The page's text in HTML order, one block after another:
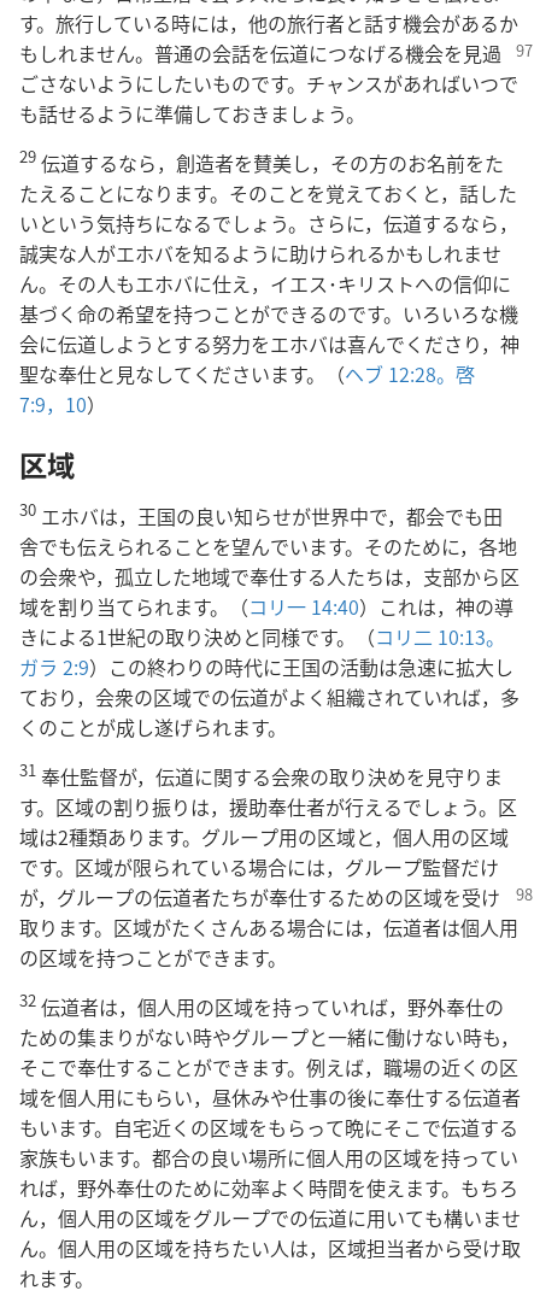
す。旅行している時には，他の旅行者と話す機会があるか
もしれません。普通の会話を伝道につなげる機会を見過
ごさないようにしたいものです。チャンスがあればいつで
も話せるように準備しておきましょう。
29 伝道するなら，創造者を賛美し，その方のお名前をた
たえることになります。そのことを覚えておくと，話した
いという気持ちになるでしょう。さらに，伝道するなら，
誠実な人がエホバを知るように助けられるかもしれませ
ん。その人もエホバに仕え，イエス･キリストへの信仰に
基づく命の希望を持つことができるのです。いろいろな機
会に伝道しようとする努力をエホバは喜んでくださり，神
聖な奉仕と見なしてくださいます。（ヘブ 12:28。 啓
7:9，10）
区域
30 エホバは，王国の良い知らせが世界中で，都会でも田
舎でも伝えられることを望んでいます。そのために，各地
の会衆や，孤立した地域で奉仕する人たちは，支部から区
域を割り当てられます。（コリ一 14:40）これは，神の導
きによる1世紀の取り決めと同様です。（コリ二 10:13。
ガラ 2:9）この終わりの時代に王国の活動は急速に拡大し
ており，会衆の区域での伝道がよく組織されていれば，多
くのことが成し遂げられます。
31 奉仕監督が，伝道に関する会衆の取り決めを見守りま
す。区域の割り振りは，援助奉仕者が行えるでしょう。区
域は2種類あります。グループ用の区域と，個人用の区域
です。区域が限られている場合には，グループ監督だけ
が，グループの伝道者たちが奉仕するための区域を受け
取ります。区域がたくさんある場合には，伝道者は個人用
の区域を持つことができます。
32 伝道者は，個人用の区域を持っていれば，野外奉仕の
ための集まりがない時やグループと一緒に働けない時も，
そこで奉仕することができます。例えば，職場の近くの区
域を個人用にもらい，昼休みや仕事の後に奉仕する伝道者
もいます。自宅近くの区域をもらって晩にそこで伝道する
家族もいます。都合の良い場所に個人用の区域を持ってい
れば，野外奉仕のために効率よく時間を使えます。もちろ
ん，個人用の区域をグループでの伝道に用いても構いませ
ん。個人用の区域を持ちたい人は，区域担当者から受け取
れます。